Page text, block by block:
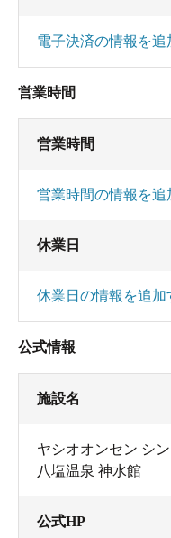
電子決済の情報を追
営業時間
営業時間
営業時間の情報を追
休業日
休業日の情報を追加
公式情報
施設名
ヤシオオンセン シ
八塩温泉 神水館
公式HP